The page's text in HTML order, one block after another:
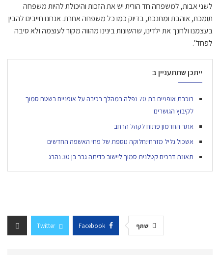
לשני אבות, למשפחה חד הורית יש את הזכות והיכולת להיות משפחה
תומכת, אוהבת ומחנכת, בדיוק כמו כל משפחה אחרת. אנחנו חייבים להבין
בעצמנו ולחנך את ילדינו, שהשונות בינינו מהווה מקור לעוצמה ולא סיבה
לפחד".
ייתכן שתתעניין ב
רוכבת אופניים בת 70 נפלה במהלך רכיבה על אופניים בשטח סמוך
לקיבוץ הגושרים
אתר החרמון פתוח לקהל הרחב
אשכול גליל מזרחי:חלוקה נוספת של פחי האשפה החדשים
תאונת דרכים קטלנית סמוך ליישוב כדיתה גבר בן 30 נהרג
שתף Facebook
Twitter